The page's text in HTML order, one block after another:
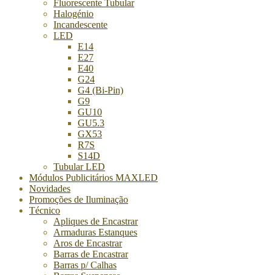
Fluorescente Tubular
Halogénio
Incandescente
LED
E14
E27
E40
G24
G4 (Bi-Pin)
G9
GU10
GU5.3
GX53
R7S
S14D
Tubular LED
Módulos Publicitários MAXLED
Novidades
Promoções de Iluminação
Técnico
Apliques de Encastrar
Armaduras Estanques
Aros de Encastrar
Barras de Encastrar
Barras p/ Calhas